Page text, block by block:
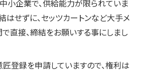
小企業で、供給能力が限られていま
はせずに、セッツカートンなど大手メ
直接、締結をお願いする事にしまし
登録を申請していますので、権利は